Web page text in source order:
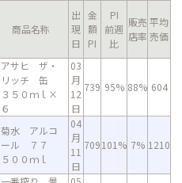
商品名称
出
現
日
金
額
PI
PI
前週
比
販売
店率
平均
売価
アサヒ ザ・
リッチ 缶
３５０ｍｌ×
６
03
月
12
日
739 95% 88% 604
菊水 アルコ
ール ７７
５００ｍｌ
04
月
11
日
709101% 7% 1210